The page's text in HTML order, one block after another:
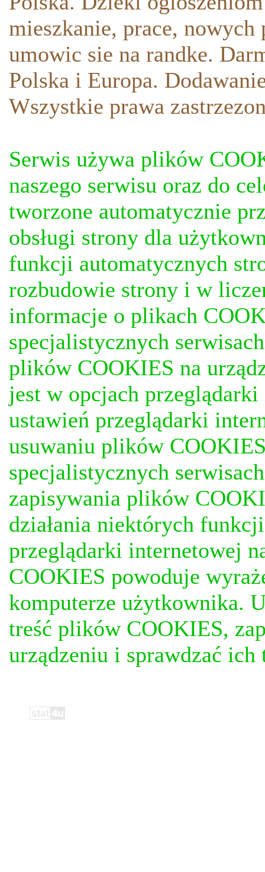
mieszkanie, prace,
umowic sie na randke.
Polska i Europa.
Wszystkie prawa
Serwis używa plików
naszego serwisu oraz do
tworzone automatycznie
obsługi strony dla
funkcji automatycznych
rozbudowie strony i w
informacje o plikach
specjalistycznych
plików COOKIES na
jest w opcjach
ustawień przeglądarki
usuwaniu plików
specjalistycznych
zapisywania plików
działania niektórych
przeglądarki internetowej
COOKIES powoduje
komputerze użytkownika.
treść plików COOKIES,
urządzeniu i sprawdzać ich